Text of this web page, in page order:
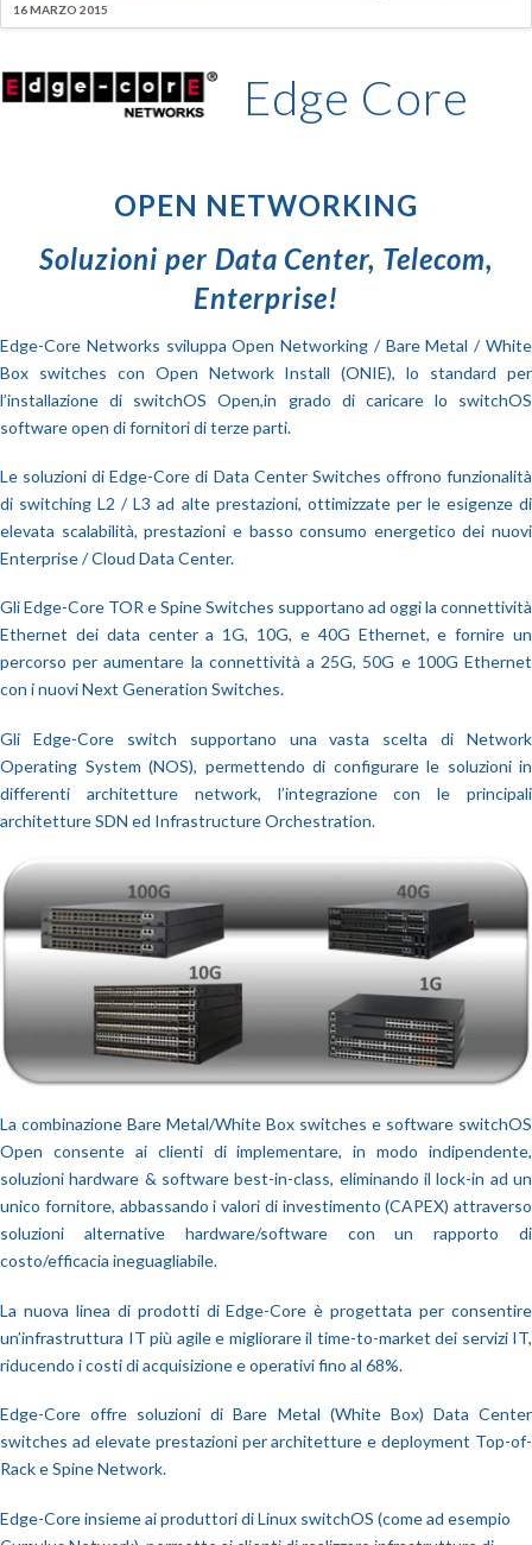
16 MARZO 2015
Edge Core
OPEN NETWORKING
Soluzioni per Data Center, Telecom,
Enterprise!
Edge-Core Networks sviluppa Open Networking / Bare Metal / White
Box switches con Open Network Install (ONIE), lo standard per
l’installazione di switchOS Open,in grado di caricare lo switchOS
software open di fornitori di terze parti.
Le soluzioni di Edge-Core di Data Center Switches offrono funzionalità
di switching L2 / L3 ad alte prestazioni, ottimizzate per le esigenze di
elevata scalabilità, prestazioni e basso consumo energetico dei nuovi
Enterprise / Cloud Data Center.
Gli Edge-Core TOR e Spine Switches supportano ad oggi la connettività
Ethernet dei data center a 1G, 10G, e 40G Ethernet, e fornire un
percorso per aumentare la connettività a 25G, 50G e 100G Ethernet
con i nuovi Next Generation Switches.
Gli Edge-Core switch supportano una vasta scelta di Network
Operating System (NOS), permettendo di configurare le soluzioni in
differenti architetture network, l’integrazione con le principali
architetture SDN ed Infrastructure Orchestration.
La combinazione Bare Metal/White Box switches e software switchOS
Open consente ai clienti di implementare, in modo indipendente,
soluzioni hardware & software best-in-class, eliminando il lock-in ad un
unico fornitore, abbassando i valori di investimento (CAPEX) attraverso
soluzioni alternative hardware/software con un rapporto di
costo/efficacia ineguagliabile.
La nuova linea di prodotti di Edge-Core è progettata per consentire
un’infrastruttura IT più agile e migliorare il time-to-market dei servizi IT,
riducendo i costi di acquisizione e operativi fino al 68%.
Edge-Core offre soluzioni di Bare Metal (White Box) Data Center
switches ad elevate prestazioni per architetture e deployment Top-of-
Rack e Spine Network.
Edge-Core insieme ai produttori di Linux switchOS (come ad esempio